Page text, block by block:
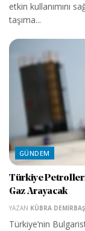
etkin kullanımını
taşıma...
GÜNDEM
Türkiye
Gaz Arayacak
YAZAN KÜBRA DEMIRBAŞ
Türkiye’nin